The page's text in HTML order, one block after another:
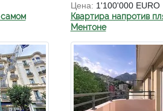
Цена: 1'100'000 EURO
Квартира напротив
Ментоне